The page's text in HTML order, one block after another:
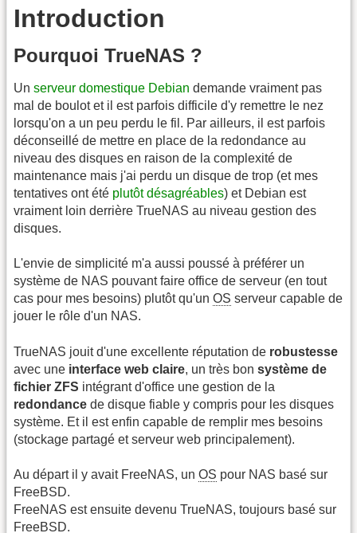
Introduction
Pourquoi TrueNAS ?
Un serveur domestique Debian demande vraiment pas
mal de boulot et il est parfois difficile d'y remettre le nez
lorsqu'on a un peu perdu le fil. Par ailleurs, il est parfois
déconseillé de mettre en place de la redondance au
niveau des disques en raison de la complexité de
maintenance mais j'ai perdu un disque de trop (et mes
tentatives ont été plutôt désagréables) et Debian est
vraiment loin derrière TrueNAS au niveau gestion des
disques.
L'envie de simplicité m'a aussi poussé à préférer un
système de NAS pouvant faire office de serveur (en tout
cas pour mes besoins) plutôt qu'un OS serveur capable de
jouer le rôle d'un NAS.
TrueNAS jouit d'une excellente réputation de robustesse
avec une interface web claire, un très bon système de
fichier ZFS intégrant d'office une gestion de la
redondance de disque fiable y compris pour les disques
système. Et il est enfin capable de remplir mes besoins
(stockage partagé et serveur web principalement).
Au départ il y avait FreeNAS, un OS pour NAS basé sur
FreeBSD.
FreeNAS est ensuite devenu TrueNAS, toujours basé sur
FreeBSD.